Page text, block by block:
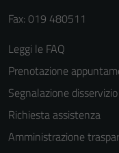
Fax: 019 480511
Leggi le FAQ
Prenotazione
Segnalazione disservizio
Richiesta assistenza
Amministrazione